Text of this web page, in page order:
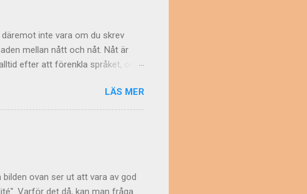
inte vara om du skrev
mellan nått och nåt. Nåt är
efter att förenkla språket, och
mål" är ett exempel på detta.
i betydelsen något, med två t?
LÄS MER
ovan ser ut att vara av god
Varför det då, kan man fråga